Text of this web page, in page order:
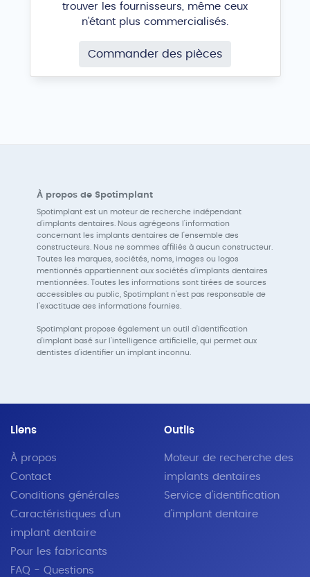
trouver les fournisseurs, même ceux
n'étant plus commercialisés.
Commander des pièces
À propos de Spotimplant
Spotimplant est un moteur de recherche indépendant
d'implants dentaires. Nous agrégeons l'information
concernant les implants dentaires de l'ensemble des
constructeurs. Nous ne sommes affiliés à aucun constructeur.
Toutes les marques, sociétés, noms, images ou logos
mentionnés appartiennent aux sociétés d'implants dentaires
mentionnées. Toutes les informations sont tirées de sources
accessibles au public, Spotimplant n'est pas responsable de
l'exactitude des informations fournies.
Spotimplant propose également un outil d'identification
d'implant basé sur l'intelligence artificielle, qui permet aux
dentistes d'identifier un implant inconnu.
Liens
À propos
Contact
Conditions générales
Caractéristiques d'un
implant dentaire
Pour les fabricants
FAQ - Questions
Outils
Moteur de recherche des
implants dentaires
Service d'identification
d'implant dentaire